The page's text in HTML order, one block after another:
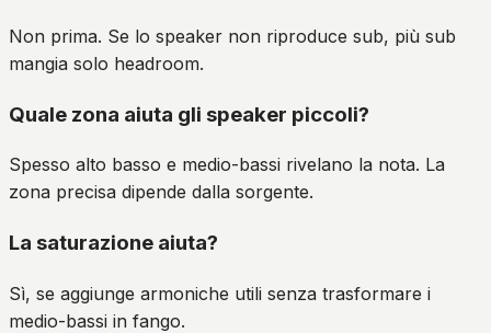
Non prima. Se lo speaker non riproduce sub, più sub
mangia solo headroom.
Quale zona aiuta gli speaker piccoli?
Spesso alto basso e medio-bassi rivelano la nota. La
zona precisa dipende dalla sorgente.
La saturazione aiuta?
Sì, se aggiunge armoniche utili senza trasformare i
medio-bassi in fango.